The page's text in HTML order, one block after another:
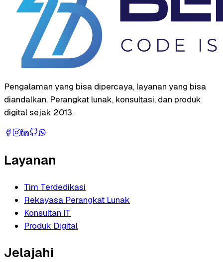
Pengalaman yang bisa dipercaya, layanan yang bisa
diandalkan. Perangkat lunak, konsultasi, dan produk
digital sejak 2013.
Layanan
Tim Terdedikasi
Rekayasa Perangkat Lunak
Konsultan IT
Produk Digital
Jelajahi